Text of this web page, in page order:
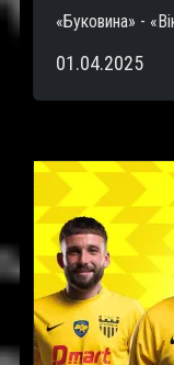
«Буковина» -
01.04.2025